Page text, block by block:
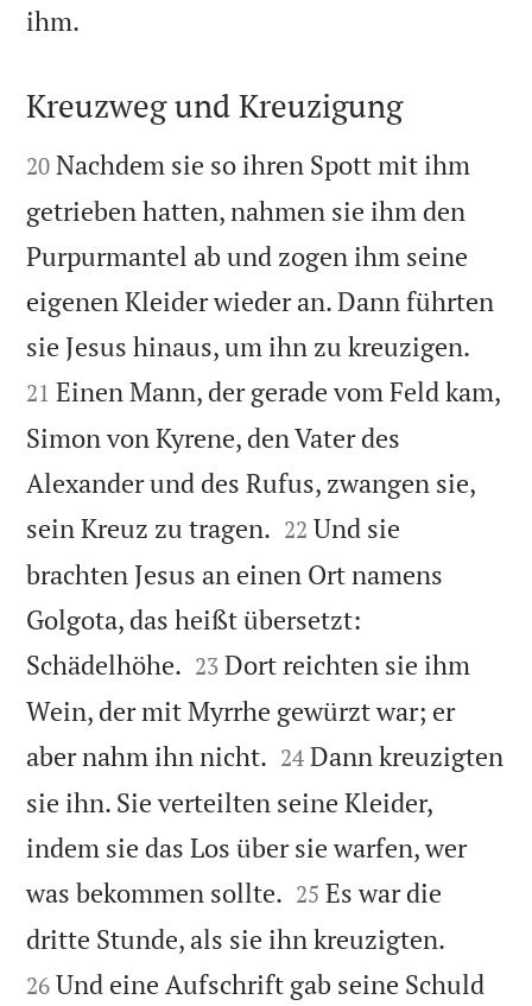
ihm.

Kreuzweg und Kreuzigung

20 Nachdem sie so ihren Spott mit ihm
getrieben hatten, nahmen sie ihm den
Purpurmantel ab und zogen ihm seine
eigenen Kleider wieder an. Dann führten
sie Jesus hinaus, um ihn zu kreuzigen.
21 Einen Mann, der gerade vom Feld kam,
Simon von Kyrene, den Vater des
Alexander und des Rufus, zwangen sie,
sein Kreuz zu tragen. 

22 Und sie
brachten Jesus an einen Ort namens
Golgota, das heißt übersetzt:
Schädelhöhe. 

23 Dort reichten sie ihm
Wein, der mit Myrrhe gewürzt war; er
aber nahm ihn nicht. 

24 Dann kreuzigten
sie ihn. Sie verteilten seine Kleider,
indem sie das Los über sie warfen, wer
was bekommen sollte. 

25 Es war die
dritte Stunde, als sie ihn kreuzigten.
26 Und eine Aufschrift gab seine Schuld